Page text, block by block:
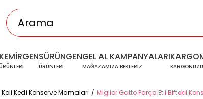
KEMİRGENSÜRÜNGEN
ÜRÜNLERİ
GEL AL KAMPANYALARI
MAĞAZAMIZA BEKLERİZ
Koli Kedi Konserve Mamaları Miglior Gatto Parça Etli Biftekli